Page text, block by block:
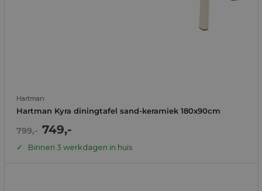
Hartman
Hartman Kyra diningtafel sand-keramiek 180x90cm
Normale
prijs
799,- Actie
749,-
Binnen 3 werkdagen in huis